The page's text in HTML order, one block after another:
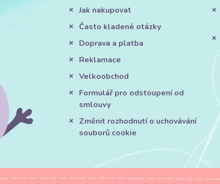
Jak nakupovat
Často kladené otázky
Doprava a platba
Reklamace
Velkoobchod
Formulář pro odstoupení od
smlouvy
Změnit rozhodnutí o uchovávání
souborů cookie